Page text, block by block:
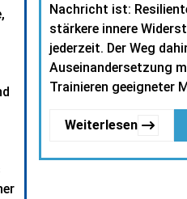
Nachricht ist:
stärkere innere
jederzeit. Der Weg
Auseinandersetzung
Trainieren geeigneter
Weiterlesen